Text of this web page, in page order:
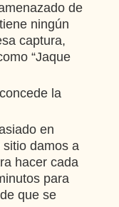
de
ningún
captura,
“Jaque
la
en
damos a
hacer cada
para
que se